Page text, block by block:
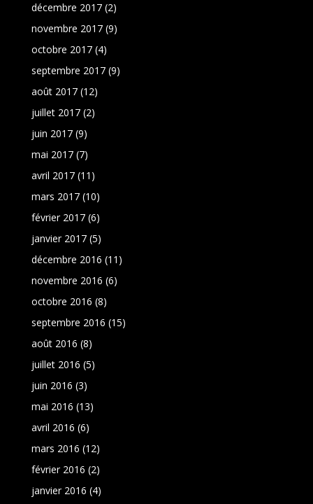
décembre 2017(2)
novembre 2017(9)
octobre 2017(4)
septembre 2017(9)
août 2017(12)
juillet 2017(2)
juin 2017(9)
mai 2017(7)
avril 2017(11)
mars 2017(10)
février 2017(6)
janvier 2017(5)
décembre 2016 (11)
novembre 2016 (6)
octobre 2016 (8)
septembre 2016 (15)
août 2016 (8)
juillet 2016 (5)
juin 2016 (3)
mai 2016 (13)
avril 2016 (6)
mars 2016 (12)
février 2016 (2)
janvier 2016 (4)